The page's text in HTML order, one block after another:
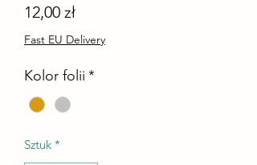
12,00 złCena
Fast EU Delivery
Kolor folii *
Sztuk *